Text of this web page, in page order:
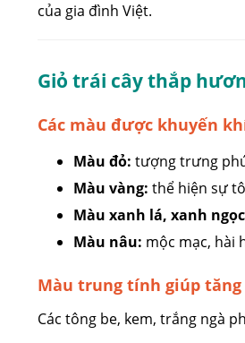
của gia đình Việt.
Giỏ trái cây thắp
Các màu được khuyến
Màu đỏ: tượng trưng
Màu vàng: thể hiện sự
Màu xanh lá, xanh
Màu nâu: mộc mạc, hài
Màu trung tính giúp
Các tông be, kem, trắng ngà